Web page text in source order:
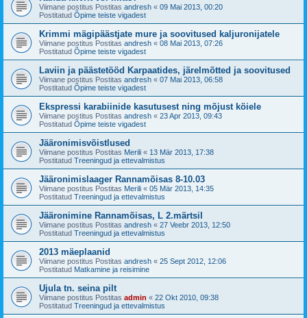
Viimane postitus Postitas andresh « 09 Mai 2013, 00:20
Postitatud Õpime teiste vigadest
Krimmi mägipäästjate mure ja soovitused kaljuronijatele
Viimane postitus Postitas andresh « 08 Mai 2013, 07:26
Postitatud Õpime teiste vigadest
Laviin ja päästetööd Karpaatides, järelmõtted ja soovitused
Viimane postitus Postitas andresh « 07 Mai 2013, 06:58
Postitatud Õpime teiste vigadest
Ekspressi karabiinide kasutusest ning mõjust köiele
Viimane postitus Postitas andresh « 23 Apr 2013, 09:43
Postitatud Õpime teiste vigadest
Jääronimisvõistlused
Viimane postitus Postitas Merili « 13 Mär 2013, 17:38
Postitatud Treeningud ja ettevalmistus
Jääronimislaager Rannamõisas 8-10.03
Viimane postitus Postitas Merili « 05 Mär 2013, 14:35
Postitatud Treeningud ja ettevalmistus
Jääronimine Rannamõisas, L 2.märtsil
Viimane postitus Postitas andresh « 27 Veebr 2013, 12:50
Postitatud Treeningud ja ettevalmistus
2013 mäeplaanid
Viimane postitus Postitas andresh « 25 Sept 2012, 12:06
Postitatud Matkamine ja reisimine
Ujula tn. seina pilt
Viimane postitus Postitas admin « 22 Okt 2010, 09:38
Postitatud Treeningud ja ettevalmistus